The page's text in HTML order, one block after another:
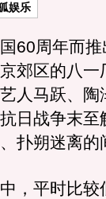
娱乐
周年而推
郊区的八一
人马跃、陶
日战争末至
扑朔迷离的
平时比较